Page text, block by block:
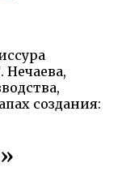
Нечаева,
создания: